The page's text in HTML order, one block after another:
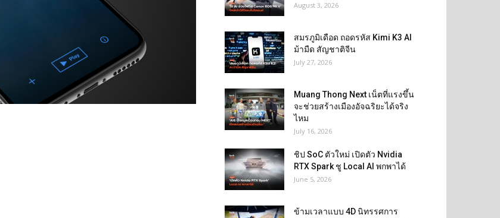
August 3, 2026
สมรภูมิเดือด ถอดรหัส Kimi K3 AI
ม้ามืด สัญชาติจีน
July 27, 2026
Muang Thong Next เน็ตที่แรงขึ้น
จะช่วยสร้างเมืองอัจฉริยะได้จริง
ไหม
July 16, 2026
ชิป SoC ตัวใหม่ เปิดตัว Nvidia
RTX Spark ชู Local AI พกพาได้
June 5, 2026
ข้ามเวลาแบบ 4D นิทรรศการ